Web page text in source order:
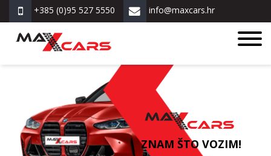
+385 (0)95 527 5550 info@maxcars.hr
ZNAM ŠTO VOZIM!